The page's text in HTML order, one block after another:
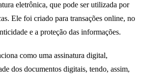
eletrônica, que pode ser utilizada por
Ele foi criado para transações online, no
e a proteção das informações.
como uma assinatura digital,
dos documentos digitais, tendo, assim,